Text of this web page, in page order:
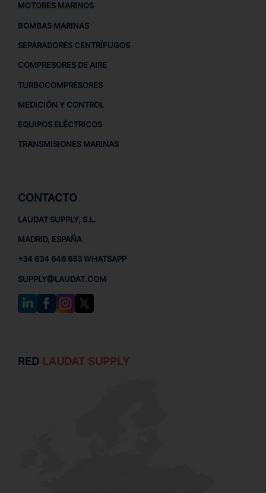
MOTORES MARINOS
BOMBAS MARINAS
SEPARADORES CENTRÍFUGOS
COMPRESORES DE AIRE
TURBOCOMPRESORES
MEDICIÓN Y CONTROL
EQUIPOS ELÉCTRICOS
TRANSMISIONES MARINAS
CONTACTO
LAUDAT SUPPLY, S.L.
MADRID, ESPAÑA
+34 634 646 663 WHATSAPP
SUPPLY@LAUDAT.COM
RED LAUDAT SUPPLY